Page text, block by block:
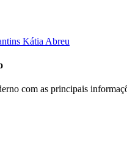
Kátia Abreu
com as principais